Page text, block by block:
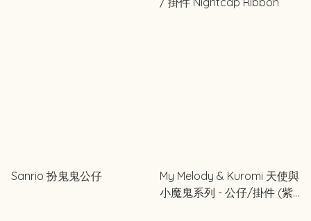
Sanrio 扮鬼鬼公仔
My Melody & Kuromi 天使與
小魔鬼系列 - 公仔/掛件 (紫